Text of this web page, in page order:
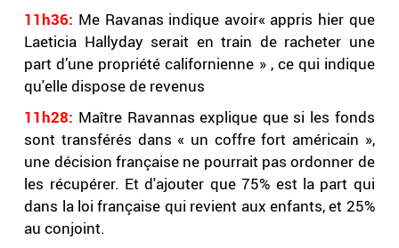
11h36: Me Ravanas indique avoir« appris hier que
Laeticia Hallyday serait en train de racheter une
part d’une propriété californienne » , ce qui indique
qu'elle dispose de revenus
11h28: Maître Ravannas explique que si les fonds
sont transférés dans « un coffre fort américain »,
une décision française ne pourrait pas ordonner de
les récupérer. Et d'ajouter que 75% est la part qui
dans la loi française qui revient aux enfants, et 25%
au conjoint.